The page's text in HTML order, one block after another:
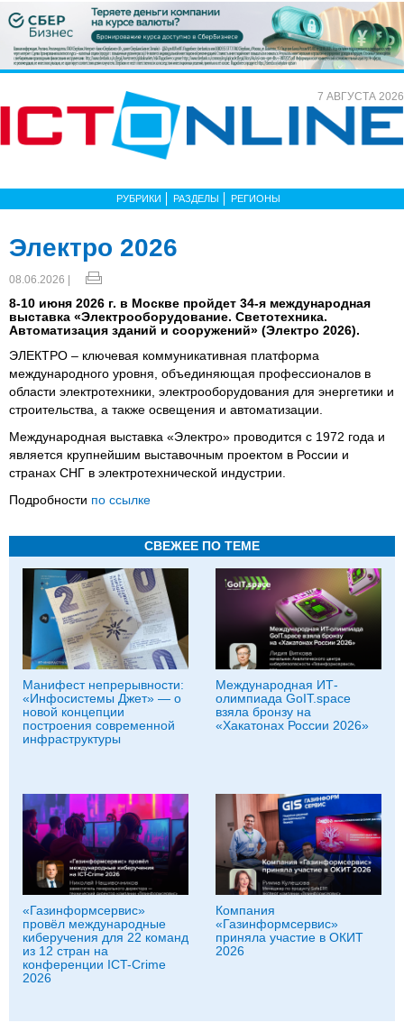
7 АВГУСТА 2026
РУБРИКИ РАЗДЕЛЫ РЕГИОНЫ
Электро 2026
08.06.2026 |
8-10 июня 2026 г. в Москве пройдет 34-я международная
выставка «Электрооборудование. Светотехника.
Автоматизация зданий и сооружений» (Электро 2026).
ЭЛЕКТРО – ключевая коммуникативная платформа
международного уровня, объединяющая профессионалов в
области электротехники, электрооборудования для энергетики и
строительства, а также освещения и автоматизации.
Международная выставка «Электро» проводится с 1972 года и
является крупнейшим выставочным проектом в России и
странах СНГ в электротехнической индустрии.
Подробности по ссылке
СВЕЖЕЕ ПО ТЕМЕ
Манифест непрерывности:
«Инфосистемы Джет» — о
новой концепции
построения современной
инфраструктуры
Международная ИТ-
олимпиада GoIT.space
взяла бронзу на
«Хакатонах России 2026»
«Газинформсервис»
провёл международные
киберучения для 22 команд
из 12 стран на
конференции ICT-Crime
2026
Компания
«Газинформсервис»
приняла участие в ОКИТ
2026